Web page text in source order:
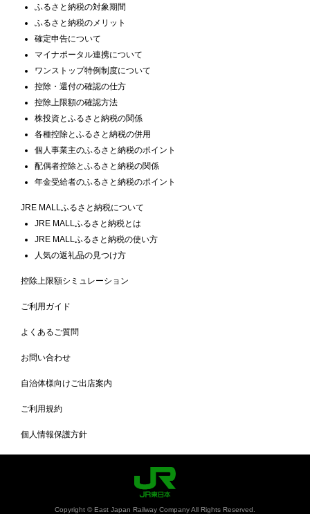
ふるさと納税の対象期間
ふるさと納税のメリット
確定申告について
マイナポータル連携について
ワンストップ特例制度について
控除・還付の確認の仕方
控除上限額の確認方法
株投資とふるさと納税の関係
各種控除とふるさと納税の併用
個人事業主のふるさと納税のポイント
配偶者控除とふるさと納税の関係
年金受給者のふるさと納税のポイント
JRE MALLふるさと納税について
JRE MALLふるさと納税とは
JRE MALLふるさと納税の使い方
人気の返礼品の見つけ方
控除上限額シミュレーション
ご利用ガイド
よくあるご質問
お問い合わせ
自治体様向けご出店案内
ご利用規約
個人情報保護方針
Copyright © East Japan Railway Company All Rights Reserved.